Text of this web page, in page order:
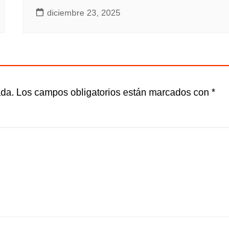
diciembre 23, 2025
Los campos obligatorios están marcados con *